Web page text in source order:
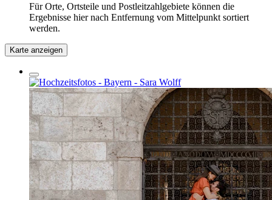
Für Orte, Ortsteile und Postleitzahlgebiete können die
Ergebnisse hier nach Entfernung vom Mittelpunkt sortiert
werden.
Karte anzeigen